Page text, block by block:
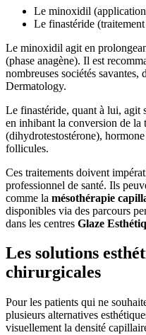
Le minoxidil
Le finastéride
Le minoxidil agit en
(phase anagène). Il est
nombreuses sociétés
Dermatology.
Le finastéride, quant à lui, agit
en inhibant la conversion de la
(dihydrotestostérone),
follicules.
Ces traitements doivent
professionnel de santé. Ils
comme la mésothérapie
disponibles via des parcours
dans les centres Glaze
Les solutions
chirurgicales
Pour les patients qui ne
plusieurs alternatives
visuellement la densité